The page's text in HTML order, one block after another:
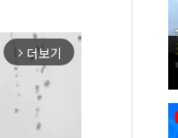
arrow_forward_ios 더보기